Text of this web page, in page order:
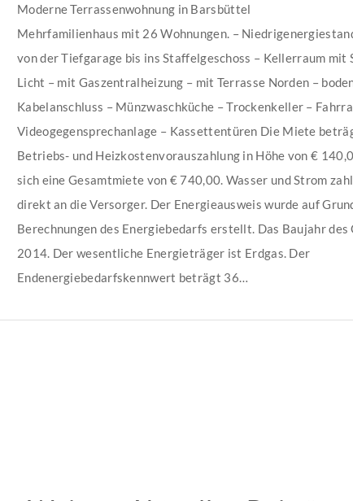
Moderne Terrassenwohnung in Barsbüttel
Mehrfamilienhaus mit 26 Wohnungen. –
von der Tiefgarage bis ins Staffelgeschoss – Kellerraum mit
Licht – mit Gaszentralheizung – mit Terrasse Norden –
Kabelanschluss – Münzwaschküche – Trockenkeller –
Videogegensprechanlage – Kassettentüren Die Miete
Betriebs- und Heizkostenvorauszahlung in Höhe von €
sich eine Gesamtmiete von € 740,00. Wasser und Strom
direkt an die Versorger. Der Energieausweis wurde auf
Berechnungen des Energiebedarfs erstellt. Das Baujahr des
2014. Der wesentliche Energieträger ist Erdgas. Der
Endenergiebedarfskennwert beträgt 36…